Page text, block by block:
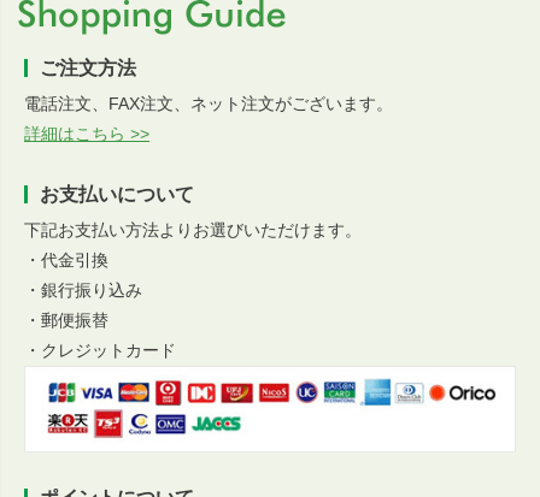
ご注文方法
電話注文、FAX注文、ネット注文がございます。
詳細はこちら >>
お支払いについて
下記お支払い方法よりお選びいただけます。
・代金引換
・銀行振り込み
・郵便振替
・クレジットカード